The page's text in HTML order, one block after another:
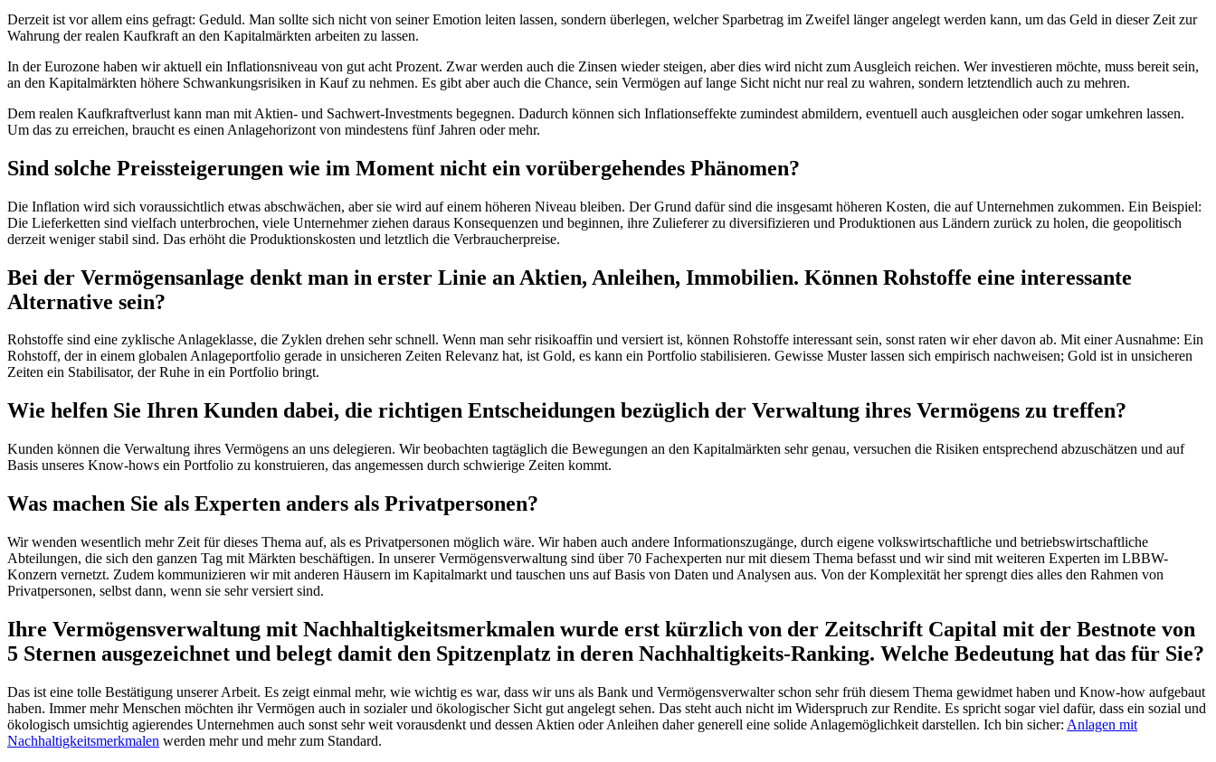
Derzeit ist vor allem eins gefragt: Geduld. Man sollte sich nicht von seiner Emotion leiten lassen, sondern überlegen, welcher Sparbetrag im Zweifel länger angelegt werden kann, um das Geld in dieser Zeit zur
Wahrung der realen Kaufkraft an den Kapitalmärkten arbeiten zu lassen.
In der Eurozone haben wir aktuell ein Inflationsniveau von gut acht Prozent. Zwar werden auch die Zinsen wieder steigen, aber dies wird nicht zum Ausgleich reichen. Wer investieren möchte, muss bereit sein,
an den Kapitalmärkten höhere Schwankungsrisiken in Kauf zu nehmen. Es gibt aber auch die Chance, sein Vermögen auf lange Sicht nicht nur real zu wahren, sondern letztendlich auch zu mehren.
Dem realen Kaufkraftverlust kann man mit Aktien- und Sachwert-Investments begegnen. Dadurch können sich Inflationseffekte zumindest abmildern, eventuell auch ausgleichen oder sogar umkehren lassen.
Um das zu erreichen, braucht es einen Anlagehorizont von mindestens fünf Jahren oder mehr.
Sind solche Preissteigerungen wie im Moment nicht ein vorübergehendes Phänomen?
Die Inflation wird sich voraussichtlich etwas abschwächen, aber sie wird auf einem höheren Niveau bleiben. Der Grund dafür sind die insgesamt höheren Kosten, die auf Unternehmen zukommen. Ein Beispiel:
Die Lieferketten sind vielfach unterbrochen, viele Unternehmer ziehen daraus Konsequenzen und beginnen, ihre Zulieferer zu diversifizieren und Produktionen aus Ländern zurück zu holen, die geopolitisch
derzeit weniger stabil sind. Das erhöht die Produktionskosten und letztlich die Verbraucherpreise.
Bei der Vermögensanlage denkt man in erster Linie an Aktien, Anleihen, Immobilien. Können Rohstoffe eine interessante
Alternative sein?
Rohstoffe sind eine zyklische Anlageklasse, die Zyklen drehen sehr schnell. Wenn man sehr risikoaffin und versiert ist, können Rohstoffe interessant sein, sonst raten wir eher davon ab. Mit einer Ausnahme: Ein
Rohstoff, der in einem globalen Anlageportfolio gerade in unsicheren Zeiten Relevanz hat, ist Gold, es kann ein Portfolio stabilisieren. Gewisse Muster lassen sich empirisch nachweisen; Gold ist in unsicheren
Zeiten ein Stabilisator, der Ruhe in ein Portfolio bringt.
Wie helfen Sie Ihren Kunden dabei, die richtigen Entscheidungen bezüglich der Verwaltung ihres Vermögens zu treffen?
Kunden können die Verwaltung ihres Vermögens an uns delegieren. Wir beobachten tagtäglich die Bewegungen an den Kapitalmärkten sehr genau, versuchen die Risiken entsprechend abzuschätzen und auf
Basis unseres Know-hows ein Portfolio zu konstruieren, das angemessen durch schwierige Zeiten kommt.
Was machen Sie als Experten anders als Privatpersonen?
Wir wenden wesentlich mehr Zeit für dieses Thema auf, als es Privatpersonen möglich wäre. Wir haben auch andere Informationszugänge, durch eigene volkswirtschaftliche und betriebswirtschaftliche
Abteilungen, die sich den ganzen Tag mit Märkten beschäftigen. In unserer Vermögensverwaltung sind über 70 Fachexperten nur mit diesem Thema befasst und wir sind mit weiteren Experten im LBBW-
Konzern vernetzt. Zudem kommunizieren wir mit anderen Häusern im Kapitalmarkt und tauschen uns auf Basis von Daten und Analysen aus. Von der Komplexität her sprengt dies alles den Rahmen von
Privatpersonen, selbst dann, wenn sie sehr versiert sind.
Ihre Vermögensverwaltung mit Nachhaltigkeitsmerkmalen wurde erst kürzlich von der Zeitschrift Capital mit der Bestnote von
5 Sternen ausgezeichnet und belegt damit den Spitzenplatz in deren Nachhaltigkeits-Ranking. Welche Bedeutung hat das für Sie?
Das ist eine tolle Bestätigung unserer Arbeit. Es zeigt einmal mehr, wie wichtig es war, dass wir uns als Bank und Vermögensverwalter schon sehr früh diesem Thema gewidmet haben und Know-how aufgebaut
haben. Immer mehr Menschen möchten ihr Vermögen auch in sozialer und ökologischer Sicht gut angelegt sehen. Das steht auch nicht im Widerspruch zur Rendite. Es spricht sogar viel dafür, dass ein sozial und
ökologisch umsichtig agierendes Unternehmen auch sonst sehr weit vorausdenkt und dessen Aktien oder Anleihen daher generell eine solide Anlagemöglichkeit darstellen. Ich bin sicher: Anlagen mit
Nachhaltigkeitsmerkmalen werden mehr und mehr zum Standard.